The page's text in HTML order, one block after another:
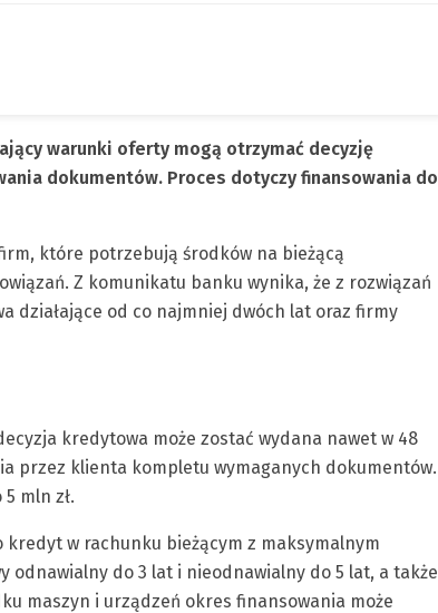
warunki oferty mogą otrzymać decyzję
dokumentów. Proces dotyczy finansowania do
które potrzebują środków na bieżącą
Z komunikatu banku wynika, że z rozwiązań
działające od co najmniej dwóch lat oraz firmy
kredytowa może zostać wydana nawet w 48
przez klienta kompletu wymaganych dokumentów.
mln zł.
w rachunku bieżącym z maksymalnym
do 3 lat i nieodnawialny do 5 lat, a także
maszyn i urządzeń okres finansowania może